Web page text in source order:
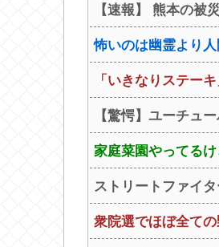
【速報】 熊本の被
怖いのは幽霊より
「いきなりステー
【驚愕】ユーチュ
家庭菜園やってる
ストリートファイ
衆院選でほぼ全て